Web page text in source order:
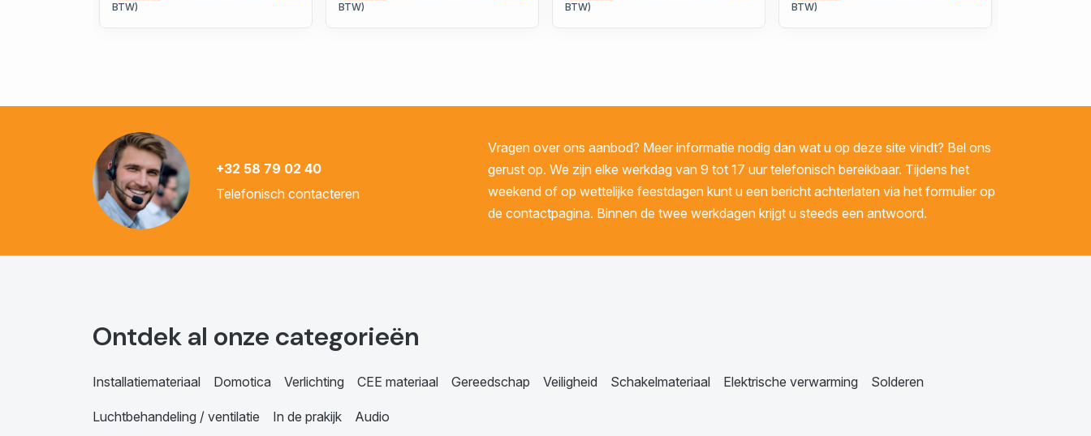
BTW)
BTW)
BTW)
BTW)
+32 58 79 02 40
Telefonisch contacteren
Vragen over ons aanbod? Meer informatie nodig dan wat u op deze site vindt? Bel ons
gerust op. We zijn elke werkdag van 9 tot 17 uur telefonisch bereikbaar. Tijdens het
weekend of op wettelijke feestdagen kunt u een bericht achterlaten via het formulier op
de contactpagina. Binnen de twee werkdagen krijgt u steeds een antwoord.
Ontdek al onze categorieën
Installatiemateriaal Domotica Verlichting CEE materiaal Gereedschap Veiligheid Schakelmateriaal Elektrische verwarming Solderen
Luchtbehandeling / ventilatie In de prakijk Audio